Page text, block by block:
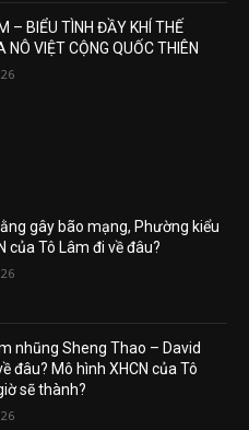
– BIỂU TÌNH ĐẦY KHÍ THẾ
NÔ VIỆT CỘNG QUỐC THIÊN
gây bão mạng, Phường kiểu
của Tô Lâm đi về đâu?
nhũng Sheng Thao – David
đâu? Mô hình XHCN của Tô
sẽ thành?